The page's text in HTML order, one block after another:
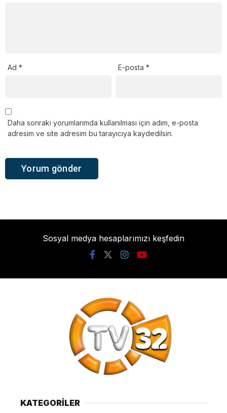
Ad * E-posta*
Daha sonraki yorumlarımda kullanılması için adım, e-posta
adresim ve site adresim bu tarayıcıya kaydedilsin.
Sosyal medya hesaplarımızı keşfedin
KATEGORİLER